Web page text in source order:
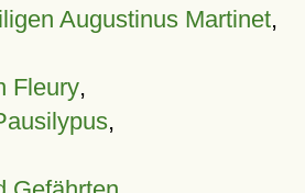
Augustinus Martinet,
Fleury,
,